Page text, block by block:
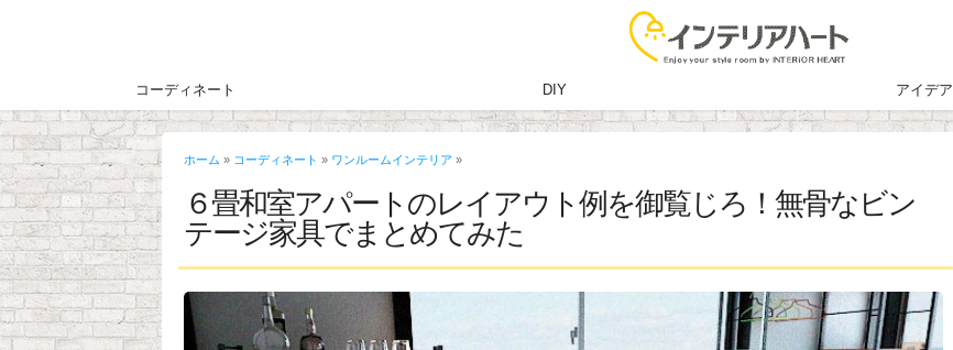
コーディネート DIY アイデア
ホーム » コーディネート » ワンルームインテリア »
６畳和室アパートのレイアウト例を御覧じろ！無骨なビン
テージ家具でまとめてみた